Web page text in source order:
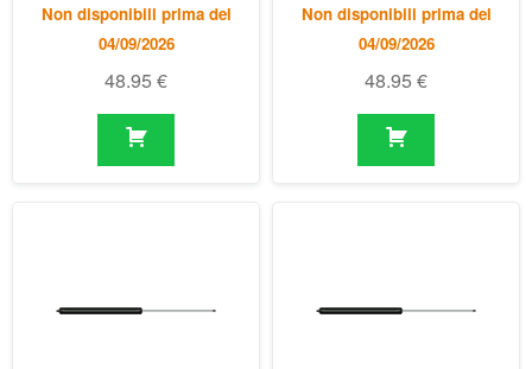
Non disponibili prima del
04/09/2026
48.95 €
Non disponibili prima del
04/09/2026
48.95 €